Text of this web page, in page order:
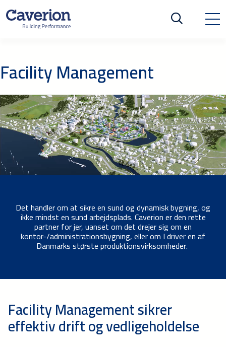
Facility Management
Det handler om at sikre en sund og dynamisk bygning, og
ikke mindst en sund arbejdsplads. Caverion er den rette
partner for jer, uanset om det drejer sig om en
kontor-/administrationsbygning, eller om I driver en af
Danmarks største produktionsvirksomheder.
Facility Management sikrer
effektiv drift og vedligeholdelse